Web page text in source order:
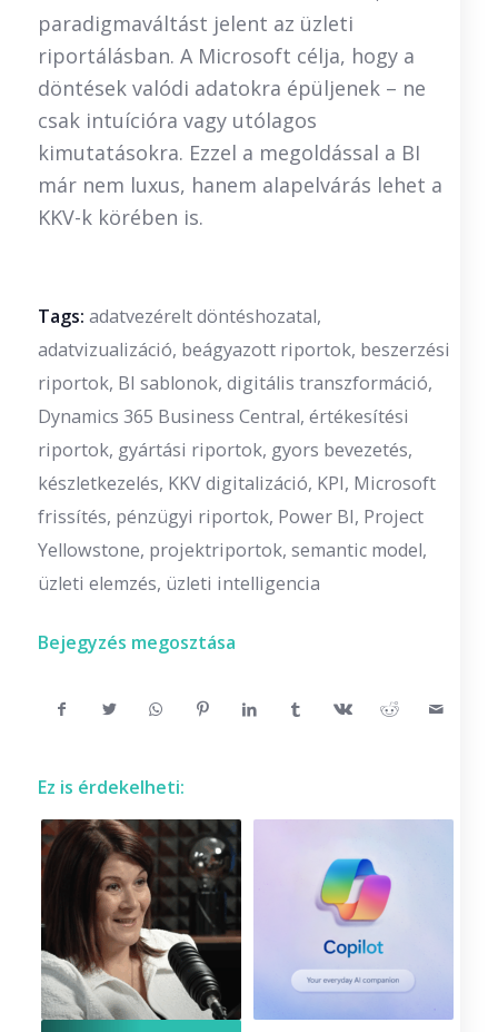
paradigmaváltást jelent az üzleti
riportálásban. A Microsoft célja, hogy a
döntések valódi adatokra épüljenek – ne
csak intuícióra vagy utólagos
kimutatásokra. Ezzel a megoldással a BI
már nem luxus, hanem alapelvárás lehet a
KKV-k körében is.
Tags: adatvezérelt döntéshozatal,
adatvizualizáció, beágyazott riportok, beszerzési
riportok, BI sablonok, digitális transzformáció,
Dynamics 365 Business Central, értékesítési
riportok, gyártási riportok, gyors bevezetés,
készletkezelés, KKV digitalizáció, KPI, Microsoft
frissítés, pénzügyi riportok, Power BI, Project
Yellowstone, projektriportok, semantic model,
üzleti elemzés, üzleti intelligencia
Bejegyzés megosztása
Ez is érdekelheti: